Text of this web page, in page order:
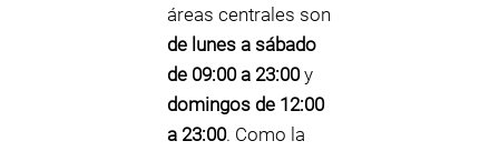
áreas centrales son
de lunes a sábado
de 09:00 a 23:00y
domingos de 12:00
a 23:00. Como la